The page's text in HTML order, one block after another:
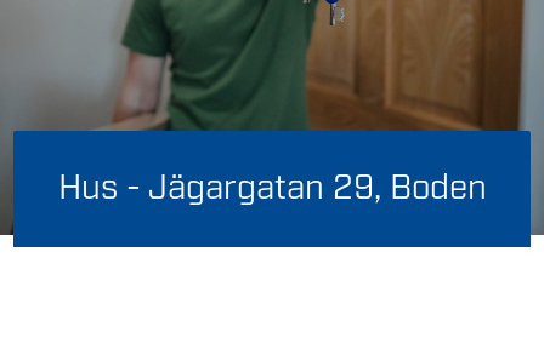
Hus - Jägargatan 29, Boden